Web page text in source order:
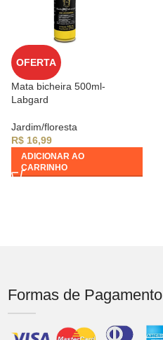
OFERTA
Mata bicheira 500ml-
Labgard
Jardim/floresta
R$16,99
ADICIONAR AO
CARRINHO
Formas de Pagamento